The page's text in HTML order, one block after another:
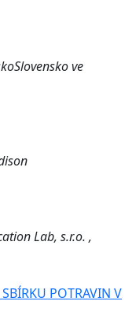
ve
Lab, s.r.o. ,
POTRAVIN V